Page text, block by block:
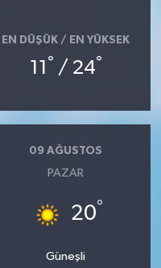
EN DÜŞÜK / EN YÜKSEK
11 ° / 24°
09 AĞUSTOS
PAZAR
20°
Güneşli